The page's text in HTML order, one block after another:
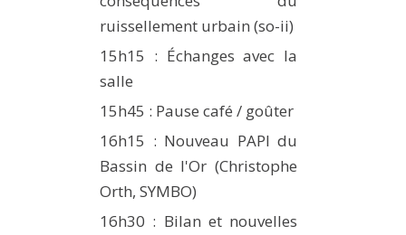
ruissellement urbain (so-ii)
15h15 : Échanges avec la
salle
15h45 : Pause café / goûter
16h15 : Nouveau PAPI du
Bassin de l'Or (Christophe
Orth, SYMBO)
16h30 : Bilan et nouvelles